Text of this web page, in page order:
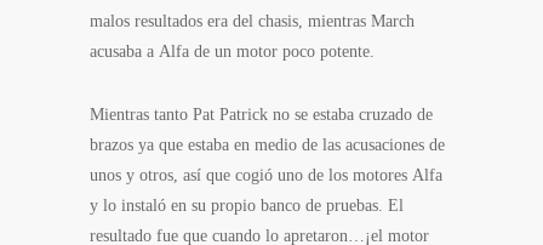
malos resultados era del chasis, mientras March
acusaba a Alfa de un motor poco potente.
Mientras tanto Pat Patrick no se estaba cruzado de
brazos ya que estaba en medio de las acusaciones de
unos y otros, así que cogió uno de los motores Alfa
y lo instaló en su propio banco de pruebas. El
resultado fue que cuando lo apretaron…¡el motor